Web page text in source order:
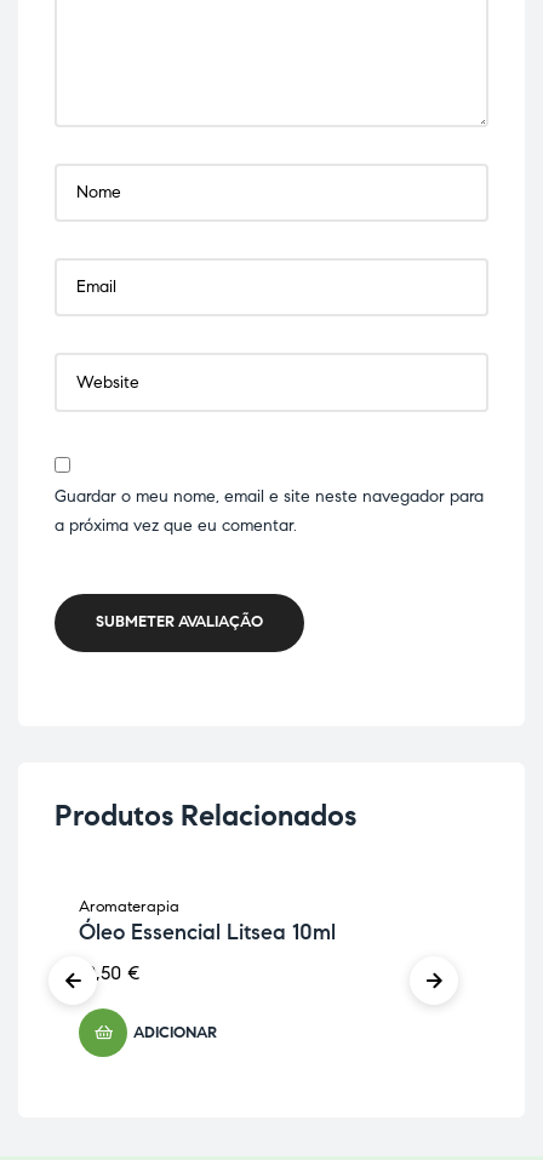
Guardar o meu nome, email e site neste navegador para
a próxima vez que eu comentar.
SUBMETER AVALIAÇÃO
Produtos Relacionados
Aromaterapia
Óleo Essencial Litsea 10ml
10,50 €
ADICIONAR